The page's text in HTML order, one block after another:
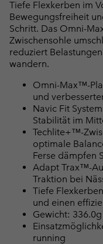
Tiefe Flexkerben im
Bewegungsfreiheit
Schritt. Das Omni-
Zwischensohle
reduziert
wandern.
Omni-Max™-
und
Navic Fit
Stabilität im
Techlite+™-
optimale
Ferse dämpfen
Adapt Trax™-
Traktion bei
Tiefe
und einen
Gewicht:
running